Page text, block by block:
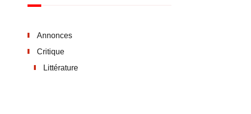
Annonces
Critique
Littérature